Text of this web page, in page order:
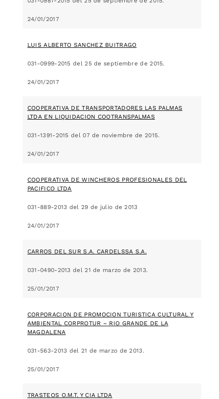
24/01/2017
LUIS ALBERTO SANCHEZ BUITRAGO
031-0999-2015 del 25 de septiembre de 2015.
24/01/2017
COOPERATIVA DE TRANSPORTADORES LAS PALMAS
LTDA EN LIQUIDACION COOTRANSPALMAS
031-1391-2015 del 07 de noviembre de 2015.
24/01/2017
COOPERATIVA DE WINCHEROS PROFESIONALES DEL
PACIFICO LTDA
031-889-2013 del 29 de julio de 2013
24/01/2017
CARROS DEL SUR S.A. CARDELSSA S.A.
031-0490-2013 del 21 de marzo de 2013.
25/01/2017
CORPORACION DE PROMOCION TURISTICA CULTURAL Y
AMBIENTAL CORPROTUR – RIO GRANDE DE LA
MAGDALENA
031-563-2013 del 21 de marzo de 2013.
25/01/2017
TRASTEOS O.M.T. Y CIA LTDA